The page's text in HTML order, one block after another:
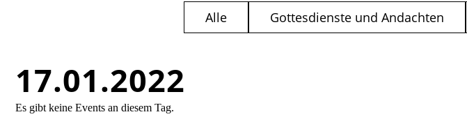
17.01.2022
Alle Gottesdienste und Andachten
Es gibt keine Events an diesem Tag.